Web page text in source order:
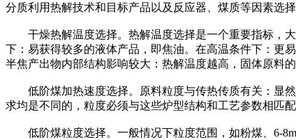
分质利用热解技术和目标产品以及反应器、煤质等因素选
干燥热解温度选择。热解温度选择是一个重要指标，大
下：易获得较多的液体产品，即焦油。在高温条件下：更
半焦产出物内部结构影响较大：热解温度越高，固体原料
低阶煤加热速度选择。原料粒度与传热传质有关：显然
求均是不同的，粒度必须与这些炉型结构和工艺参数相匹
低阶煤粒度选择。一般情况下粒度范围，如粉煤、6-